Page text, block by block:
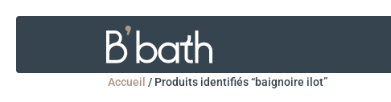
Accueil / Produits identifiés “baignoire ilot”